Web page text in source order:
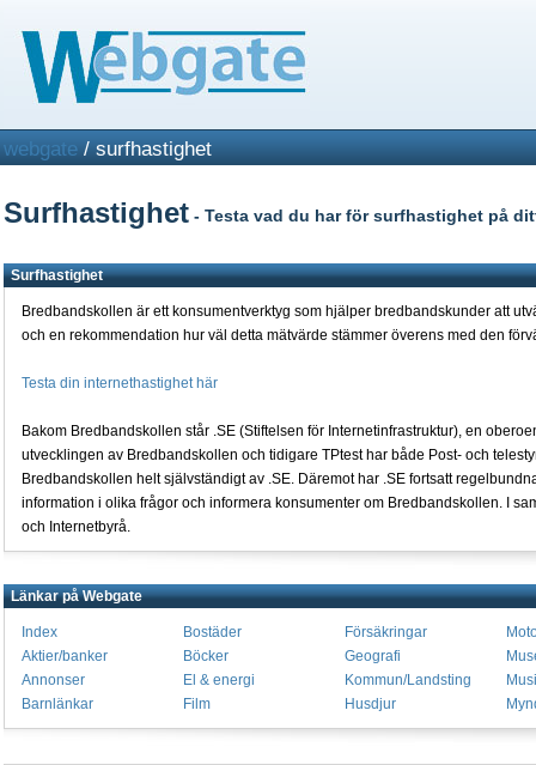
webgate/ surfhastighet
Surfhastighet- Testa vad du har för surfhastighet på
Surfhastighet
Bredbandskollen är ett konsumentverktyg som hjälper bredbandskunder att
och en rekommendation hur väl detta mätvärde stämmer överens med den
Testa din internethastighet här
Bakom Bredbandskollen står .SE (Stiftelsen för Internetinfrastruktur), en
utvecklingen av Bredbandskollen och tidigare TPtest har både Post- och
Bredbandskollen helt självständigt av .SE. Däremot har .SE fortsatt
information i olika frågor och informera konsumenter om Bredbandskollen. I
och Internetbyrå.
Länkar på Webgate
Index
Aktier/banker
Annonser
Barnlänkar
Bostäder
Böcker
El & energi
Film
Försäkringar
Geografi
Kommun/Landsting
Husdjur